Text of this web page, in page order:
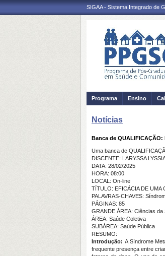
SIGAA - Sistema Integrado de
Programa Ensino
Notícias
Banca de QUALIFICAÇÃO:
Uma banca de
DISCENTE: LARYSSA
DATA: 28/02/2025
HORA: 08:00
LOCAL: On-line
TÍTULO: EFICÁCIA DE UMA
PALAVRAS-CHAVES:
PÁGINAS: 85
GRANDE ÁREA: Ciências da
ÁREA: Saúde Coletiva
SUBÁREA: Saúde Pública
RESUMO:
Introdução: A Síndrome
frequente presença entre